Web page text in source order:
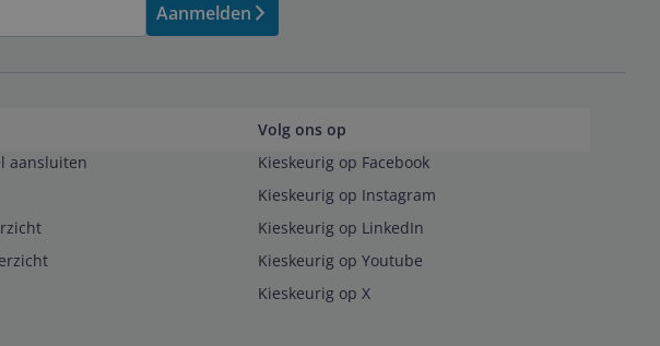
Aanmelden
aansluiten
Volg ons op
Kieskeurig op Facebook
Kieskeurig op Instagram
Kieskeurig op LinkedIn
Kieskeurig op Youtube
Kieskeurig op X